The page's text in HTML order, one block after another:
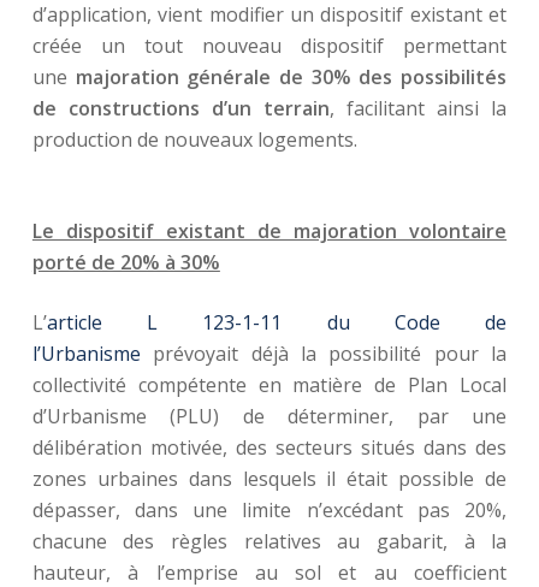
d’application, vient modifier un dispositif existant et
créée un tout nouveau dispositif permettant
une majoration générale de 30% des possibilités
de constructions d’un terrain, facilitant ainsi la
production de nouveaux logements.
Le dispositif existant de majoration volontaire
porté de 20% à 30%
L’article L 123-1-11 du Code de
l’Urbanisme prévoyait déjà la possibilité pour la
collectivité compétente en matière de Plan Local
d’Urbanisme (PLU) de déterminer, par une
délibération motivée, des secteurs situés dans des
zones urbaines dans lesquels il était possible de
dépasser, dans une limite n’excédant pas 20%,
chacune des règles relatives au gabarit, à la
hauteur, à l’emprise au sol et au coefficient